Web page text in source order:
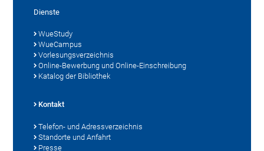
Dienste
WueStudy
WueCampus
Vorlesungsverzeichnis
Online-Bewerbung und Online-Einschreibung
Katalog der Bibliothek
Kontakt
Telefon- und Adressverzeichnis
Standorte und Anfahrt
Presse